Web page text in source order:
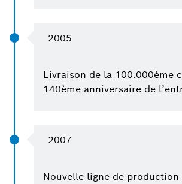
2005
Livraison de la 100.000ème
140ème anniversaire de
2007
Nouvelle ligne de production